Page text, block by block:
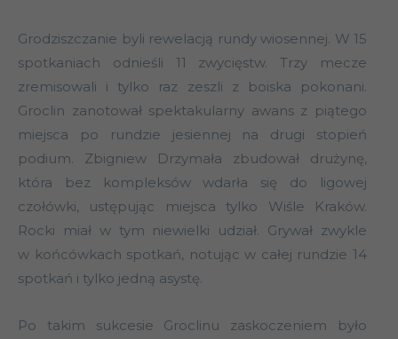
Grodziszczanie byli rewelacją rundy wiosennej. W 15
spotkaniach odnieśli 11 zwycięstw. Trzy mecze
zremisowali i tylko raz zeszli z boiska pokonani.
Groclin zanotował spektakularny awans z piątego
miejsca po rundzie jesiennej na drugi stopień
podium. Zbigniew Drzymała zbudował drużynę,
która bez kompleksów wdarła się do ligowej
czołówki, ustępując miejsca tylko Wiśle Kraków.
Rocki miał w tym niewielki udział. Grywał zwykle
w końcówkach spotkań, notując w całej rundzie 14
spotkań i tylko jedną asystę.
Po takim sukcesie Groclinu zaskoczeniem było